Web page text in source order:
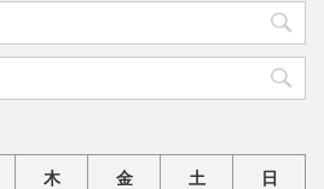
木 金 土 日